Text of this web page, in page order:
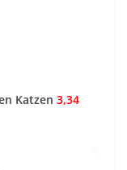
Katzen 3,34